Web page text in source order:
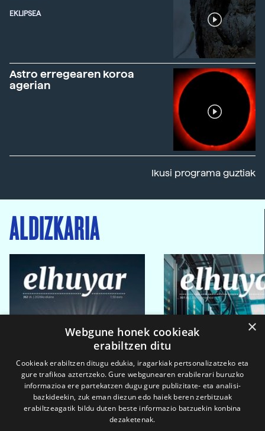
EKLIPSEA
Astro erregearen koroa
agerian
Ikusi programa guztiak
ALDIZKARIA
×
Webgune honek cookieak
erabiltzen ditu
Cookieak erabiltzen ditugu edukia, iragarkiak pertsonalizatzeko eta
gure trafikoa aztertzeko. Gure webgunearen erabilerari buruzko
informazioa ere partekatzen dugu gure publizitate- eta analisi-
bazkideekin, zuk eman diezun edo haiek beren zerbitzuak
erabiltzeagatik bildu duten beste informazio batzuekin konbina
dezaketenak.